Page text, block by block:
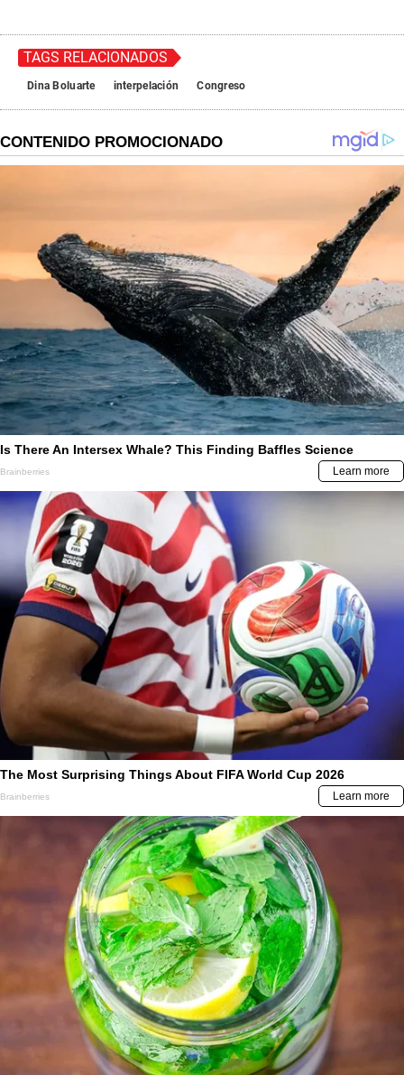
TAGS RELACIONADOS
Dina Boluarte interpelación Congreso